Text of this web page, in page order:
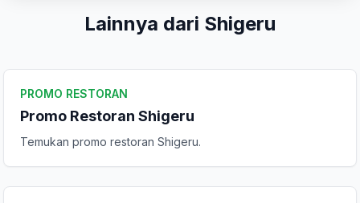
Lainnya dari Shigeru
PROMO RESTORAN
Promo Restoran Shigeru
Temukan promo restoran Shigeru.
Tulis Ulasan